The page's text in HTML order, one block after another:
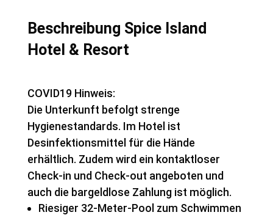
Beschreibung Spice Island
Hotel & Resort
COVID19 Hinweis:
Die Unterkunft befolgt strenge
Hygienestandards. Im Hotel ist
Desinfektionsmittel für die Hände
erhältlich. Zudem wird ein kontaktloser
Check-in und Check-out angeboten und
auch die bargeldlose Zahlung ist möglich.
Riesiger 32-Meter-Pool zum Schwimmen